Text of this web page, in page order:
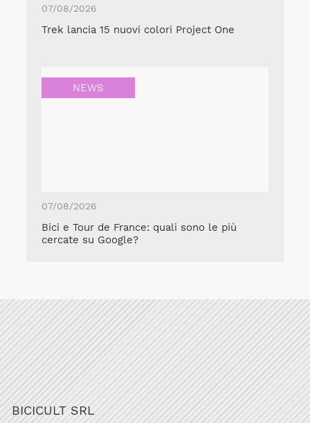
07/08/2026
Trek lancia 15 nuovi colori Project One
NEWS
07/08/2026
Bici e Tour de France: quali sono le più
cercate su Google?
BICICULT SRL